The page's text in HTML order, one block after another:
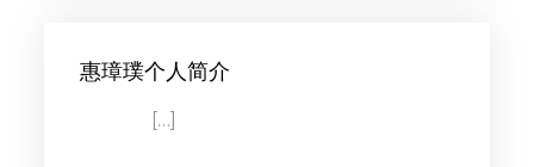
惠璋璞个人简介
[…]